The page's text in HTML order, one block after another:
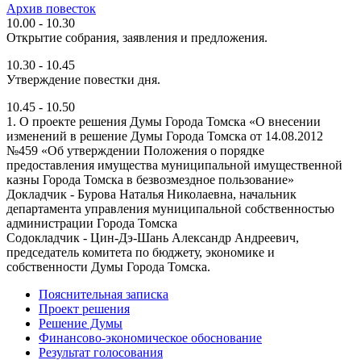
Архив повесток
10.00 - 10.30
Открытие собрания, заявления и предложения.
10.30 - 10.45
Утверждение повестки дня.
10.45 - 10.50
1. О проекте решения Думы Города Томска «О внесении
изменений в решение Думы Города Томска от 14.08.2012
№459 «Об утверждении Положения о порядке
предоставления имущества муниципальной имущественной
казны Города Томска в безвозмездное пользование»
Докладчик - Бурова Наталья Николаевна, начальник
департамента управления муниципальной собственностью
администрации Города Томска
Содокладчик - Цин-Дэ-Шань Александр Андреевич,
председатель комитета по бюджету, экономике и
собственности Думы Города Томска.
Пояснительная записка
Проект решения
Решение Думы
Финансово-экономическое обоснование
Результат голосования